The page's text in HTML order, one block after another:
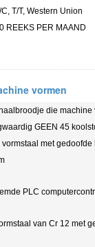
C, T/T, Western Union
REEKS PER MAAND
vormen
die machine
GEEN 45
vormstaal met
PLC
van Cr 12 met